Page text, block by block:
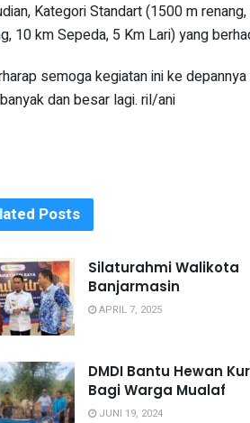
Kategori Standart (1500 m
10 km Sepeda, 5 Km Lari) yang
semoga kegiatan ini ke
dan besar lagi. ril/ani
Posts
Silaturahmi Walikota
Banjarmasin
APRIL 7, 2025
DMDI Bantu Hewan
Bagi Warga Mualaf
JUNI 19, 2024